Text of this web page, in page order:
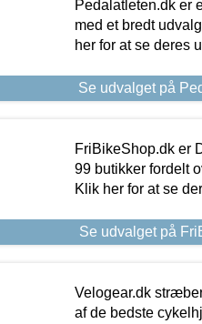
Pedalatleten.dk er
med et bredt
her for at se deres
Se udvalget på
FriBikeShop.dk er
99 butikker fordelt
Klik her for at se
Se udvalget på
Velogear.dk
af de bedste